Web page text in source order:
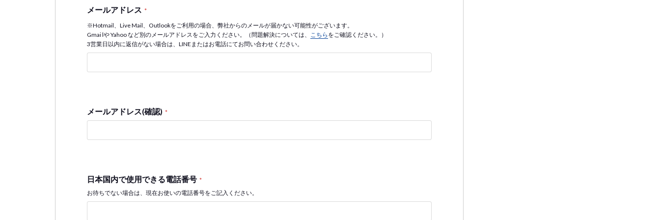
メールアドレス *
※Hotmail、Live Mail、Outlookをご利用の場合、弊社からのメールが届かない可能性がございます。
Gmai lや Yahoo など別のメールアドレスをご入力ください。（問題解決については、 こちら をご確認ください。）
3営業日以内に返信がない場合は、LINEまたはお電話にてお問い合わせください。
メールアドレス(確認) *
日本国内で使用できる電話番号 *
お待ちでない場合は、現在お使いの電話番号をご記入ください。